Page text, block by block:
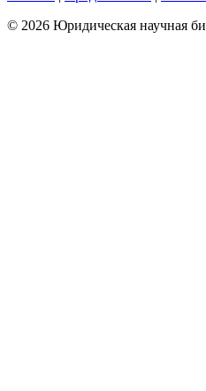
© 2026 Юридическая научная